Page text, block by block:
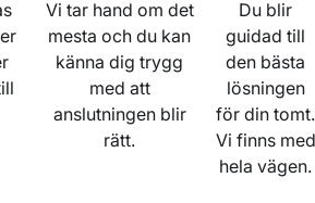
Vi tar hand om det
mesta och du kan
känna dig trygg
med att
anslutningen blir
rätt.
Du blir
guidad till
den bästa
lösningen
för din tomt.
Vi finns med
hela vägen.